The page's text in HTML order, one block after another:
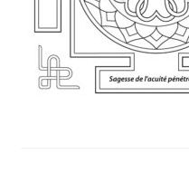
Mandalathèque
Me contacter